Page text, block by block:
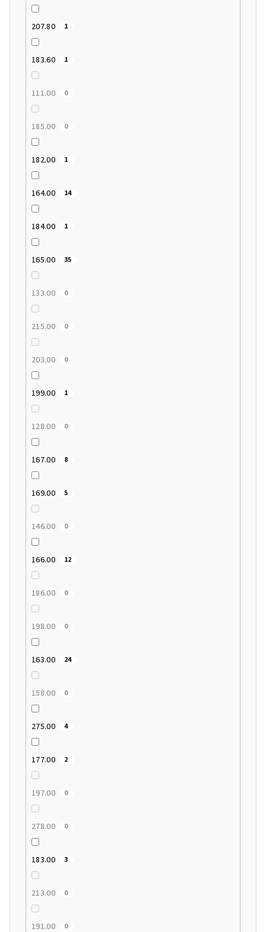
207.80 1
183.60 1
111.00 0
185.00 0
182.00 1
164.00 14
184.00 1
165.00 35
133.00 0
215.00 0
203.00 0
199.00 1
128.00 0
167.00 8
169.00 5
146.00 0
166.00 12
186.00 0
198.00 0
163.00 24
158.00 0
275.00 4
177.00 2
197.00 0
278.00 0
183.00 3
213.00 0
191.00 0